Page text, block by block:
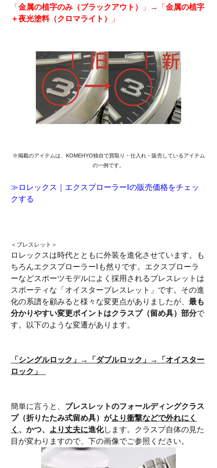
「金属の植字のみ（ブラックアウト） 」→「金属の植字
＋夜光塗料（クロマライト）
」
※掲載のアイテムは、KOMEHYO独自で買取り・仕入れ・販売しているアイテム
の一例です。
≫ロレックス｜エクスプローラーⅠの販売価格をチェッ
クする
＜ブレスレット＞
ロレックスは時代とともに外装を進化させています。も
ちろんエクスプローラーⅠも然りです。エクスプローラ
ーなどスポーツモデルによく採用されるブレスレットは
スポーティな「オイスターブレスレット」です。その進
化の系譜を顧みると様々な変更点がありましたが、最も
分かりやすい変更ポイントはクラスプ（留め具）部分で
す。以下のような変遷があります。
「シングルロック」→「ダブルロック」→「オイスター
ロック」
簡単に言うと、 ブレスレットのフォールディングクラス
プ（折りたたみ式留め具）がより衝撃などで外れにく
く 、かつ、 より丈夫に進化します。クラスプ自体の見た
目が変わりますので、下の画像でご参照ください。